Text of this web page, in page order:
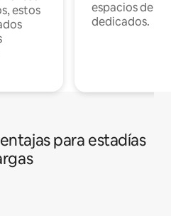
estos
espacios de
dedicados.
para estadías